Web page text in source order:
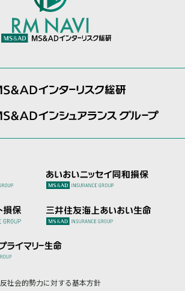
反社会的勢力に対する基本方針